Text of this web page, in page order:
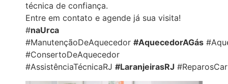
técnica de confiança.
Entre em contato e agende já sua visita!
#naUrca
#ManutençãoDeAquecedor #AquecedorAGás
#ConsertoDeAquecedor
#AssistênciaTécnicaRJ #LaranjeirasRJ